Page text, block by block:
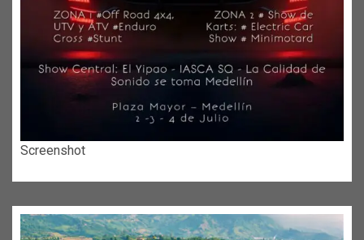
Screenshot